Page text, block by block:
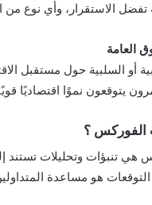
تفضل الاستقرار، وأي نوع
أو السلبية حول مستقبل
يتوقعون نموًا
الفوركس ؟
هي تنبؤات وتحليلات تستند
هو مساعدة